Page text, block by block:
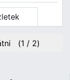
(1 / 2)